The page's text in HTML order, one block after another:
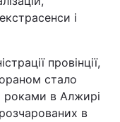
і
провінції,
стало
роками в Алжирі
в